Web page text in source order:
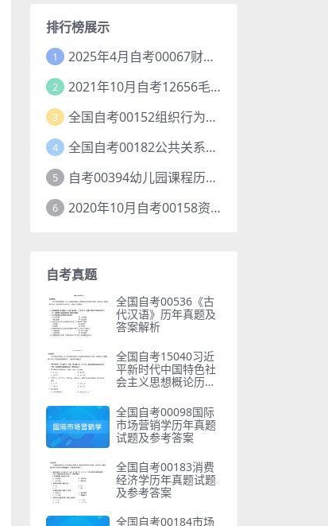
排行榜展示
1 2025年4月自考00067财务管理学 真题试题
2 2021年10月自考12656毛泽东思想和中国特色社会主义理论体系概论真题及答案
3 全国自考00152组织行为学历年真题及答案
4 全国自考00182公共关系学历年真题及答案
5 自考00394幼儿园课程历年真题及答案
6 2020年10月自考00158资产评估试题及答案
自考真题
全国自考00536《古
代汉语》历年真题及
答案解析
全国自考15040习近
平新时代中国特色社
会主义思想概论历年
全国自考00098国际
市场营销学历年真题
试题及参考答案
全国自考00183消费
经济学历年真题试题
及参考答案
全国自考00184市场